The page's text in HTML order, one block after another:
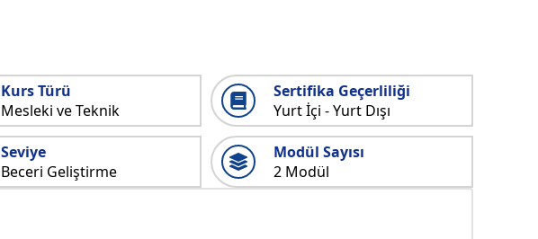
Kurs Türü
Mesleki ve Teknik
Sertifika Geçerliliği
Yurt İçi - Yurt Dışı
Seviye
Beceri Geliştirme
Modül Sayısı
2 Modül